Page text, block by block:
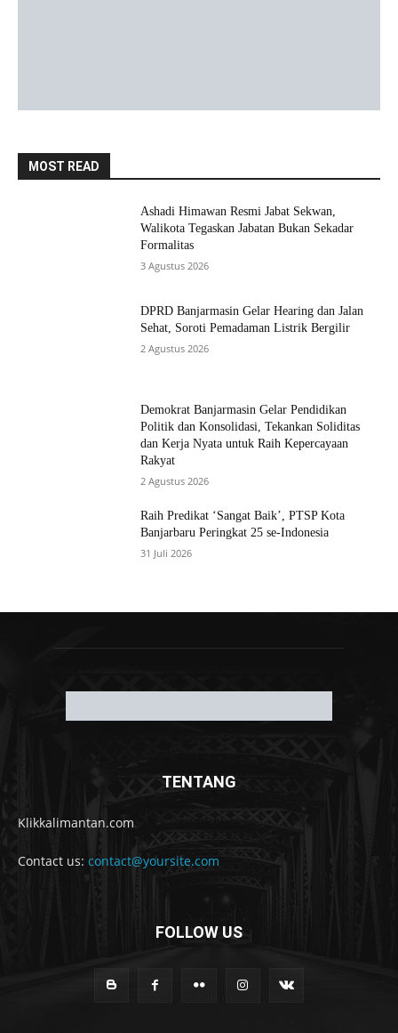
MOST READ
Ashadi Himawan Resmi Jabat Sekwan,
Walikota Tegaskan Jabatan Bukan Sekadar
Formalitas
3 Agustus 2026
DPRD Banjarmasin Gelar Hearing dan Jalan
Sehat, Soroti Pemadaman Listrik Bergilir
2 Agustus 2026
Demokrat Banjarmasin Gelar Pendidikan
Politik dan Konsolidasi, Tekankan Soliditas
dan Kerja Nyata untuk Raih Kepercayaan
Rakyat
2 Agustus 2026
Raih Predikat ‘Sangat Baik’, PTSP Kota
Banjarbaru Peringkat 25 se-Indonesia
31 Juli 2026
TENTANG
Klikkalimantan.com
Contact us: contact@yoursite.com
FOLLOW US